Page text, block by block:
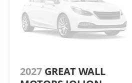
2027 GREAT WALL